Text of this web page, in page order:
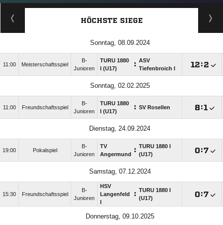
HÖCHSTE SIEGE
Sonntag, 08.09.2024
11:00 Meisterschaftsspiel
B-
Junioren
TURU 1880
I (U17)
: ASV
Tiefenbroich I
:
Sonntag, 02.02.2025
11:00 Freundschaftsspiel
B-
Junioren
TURU 1880
I (U17)
: SV Rosellen :
Dienstag, 24.09.2024
19:00 Pokalspiel
B-
Junioren
TV
Angermund
: TURU 1880 I
(U17)
:
Samstag, 07.12.2024
15:30 Freundschaftsspiel
B-
Junioren
HSV
Langenfeld
: TURU 1880 I
(U17)
:
Donnerstag, 09.10.2025